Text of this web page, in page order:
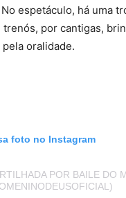
espetáculo, há uma
por cantigas,
oralidade.
foto no Instagram
POR BAILE DO